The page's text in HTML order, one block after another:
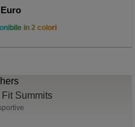
in 2 colori
Summits